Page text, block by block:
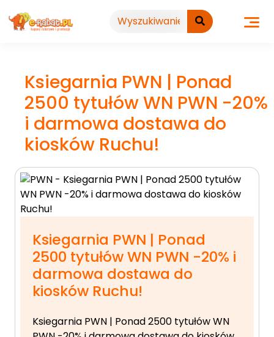
do
treści
Ksiegarnia PWN | Ponad
2500 tytułów WN PWN -20%
i darmowa dostawa do
kiosków Ruchu!
Ksiegarnia PWN | Ponad
2500 tytułów WN PWN -20% i
darmowa dostawa do
kiosków Ruchu!
Ksiegarnia PWN | Ponad 2500 tytułów WN